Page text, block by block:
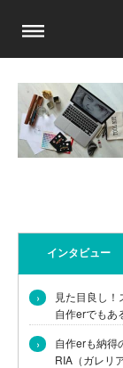
インタビュー
›
見た目良し
自作erでもあ
›
自作erも納得
RIA（ガレリ